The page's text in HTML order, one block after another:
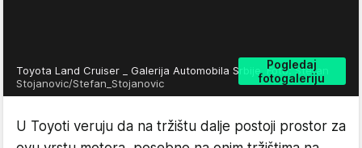
Pogledaj
fotogaleriju
Toyota Land Cruiser _ Galerija Automobila Srbije Foto: Stefan
Stojanovic/Stefan_Stojanovic
U Toyoti veruju da na tržištu dalje postoji prostor za